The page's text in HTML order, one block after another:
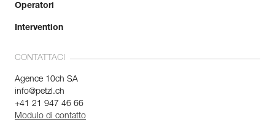
Operatori
Intervention
CONTATTACI
Agence 10ch SA
info@petzl.ch
+41 21 947 46 66
Modulo di contatto